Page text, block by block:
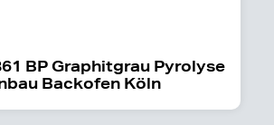
BP Graphitgrau Pyrolyse
Backofen Köln